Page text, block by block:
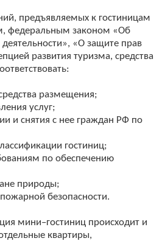
предъявляемых к гостиницам
федеральным законом «Об
деятельности», «О защите прав
развития туризма, средства
размещения;
услуг;
и снятия с нее граждан РФ по
гостиниц;
по обеспечению
природы;
безопасности.
мини–гостиниц происходит и
квартиры,